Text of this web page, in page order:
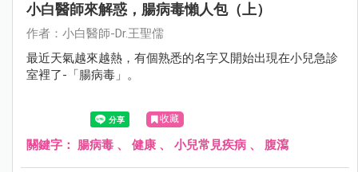
小白醫師來解惑，腸病毒懶人包（上）
作者：小白醫師-Dr.王聖儒
最近天氣越來越熱，有個熟悉的名字又開始出現在小兒急診
室裡了-「腸病毒」。
收藏
關鍵字： 腸病毒 、 健康 、 小兒常見疾病 、 腹瀉